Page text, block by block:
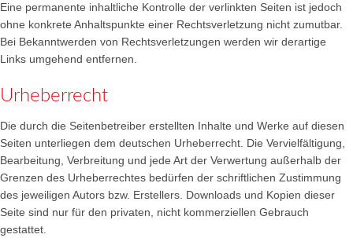
Eine permanente inhaltliche Kontrolle der verlinkten Seiten ist jedoch
ohne konkrete Anhaltspunkte einer Rechtsverletzung nicht zumutbar.
Bei Bekanntwerden von Rechtsverletzungen werden wir derartige
Links umgehend entfernen.
Urheberrecht
Die durch die Seitenbetreiber erstellten Inhalte und Werke auf diesen
Seiten unterliegen dem deutschen Urheberrecht. Die Vervielfältigung,
Bearbeitung, Verbreitung und jede Art der Verwertung außerhalb der
Grenzen des Urheberrechtes bedürfen der schriftlichen Zustimmung
des jeweiligen Autors bzw. Erstellers. Downloads und Kopien dieser
Seite sind nur für den privaten, nicht kommerziellen Gebrauch
gestattet.